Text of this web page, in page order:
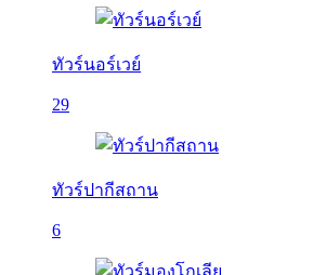
ทัวร์นอร์เวย์
29
ทัวร์ปากีสถาน
6